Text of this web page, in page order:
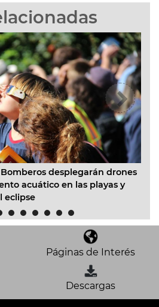
desplegarán drones
acuático en las playas y
eclipse
Páginas de Interés
Descargas